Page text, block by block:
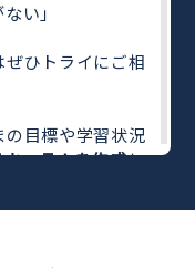
い」
ひトライにご相
目標や学習状況
ュラムを作成し
師がわかるまで